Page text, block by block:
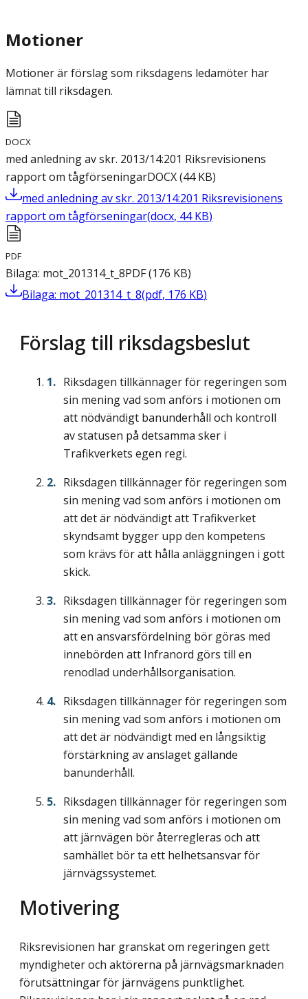
Motioner
Motioner är förslag som riksdagens ledamöter har
lämnat till riksdagen.
DOCX
med anledning av skr. 2013/14:201 Riksrevisionens
rapport om tågförseningarDOCX(44 KB)
med anledning av skr. 2013/14:201 Riksrevisionens
rapport om tågförseningar(docx, 44 KB)
PDF
Bilaga: mot_201314_t_8PDF(176 KB)
Bilaga: mot_201314_t_8(pdf, 176 KB)
Förslag till riksdagsbeslut
Riksdagen tillkännager för regeringen som
sin mening vad som anförs i motionen om
att nödvändigt banunderhåll och kontroll
av statusen på detsamma sker i
Trafikverkets egen regi.
Riksdagen tillkännager för regeringen som
sin mening vad som anförs i motionen om
att det är nödvändigt att Trafikverket
skyndsamt bygger upp den kompetens
som krävs för att hålla anläggningen i gott
skick.
Riksdagen tillkännager för regeringen som
sin mening vad som anförs i motionen om
att en ansvarsfördelning bör göras med
innebörden att Infranord görs till en
renodlad underhållsorganisation.
Riksdagen tillkännager för regeringen som
sin mening vad som anförs i motionen om
att det är nödvändigt med en långsiktig
förstärkning av anslaget gällande
banunderhåll.
Riksdagen tillkännager för regeringen som
sin mening vad som anförs i motionen om
att järnvägen bör återregleras och att
samhället bör ta ett helhetsansvar för
järnvägssystemet.
Motivering
Riksrevisionen har granskat om regeringen gett
myndigheter och aktörerna på järnvägsmarknaden
förutsättningar för järnvägens punktlighet.